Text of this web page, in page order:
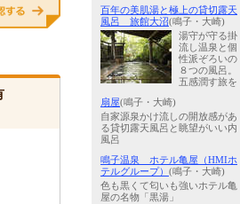
百年の美肌湯と極上の貸切露天
風呂 旅館大沼(鳴子・大崎)
湯守が守る掛
流し温泉と個
性派ぞろいの
８つの風呂。
五感潤す旅を
扇屋(鳴子・大崎)
自家源泉かけ流しの開放感があ
る貸切露天風呂と眺望がいい内
風呂
鳴子温泉 ホテル亀屋（HMIホ
テルグループ） (鳴子・大崎)
色も黒くて匂いも強いホテル亀
屋の名物「黒湯」